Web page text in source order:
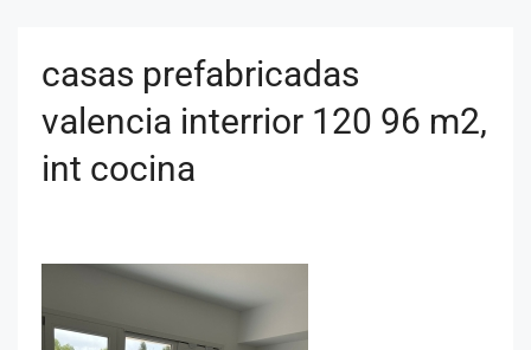
casas prefabricadas
valencia interrior 120 96 m2,
int cocina